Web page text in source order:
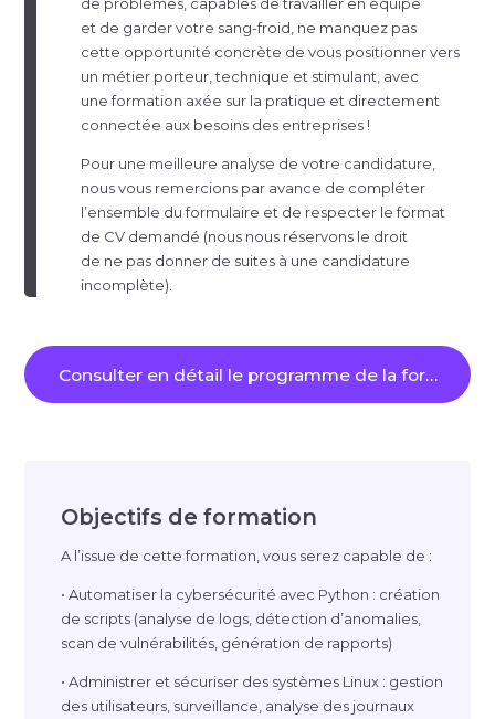
et de garder votre sang-froid , ne manquez pas
cette opportunité concrète de vous positionner vers
un métier porteur, technique et stimulant, avec
une formation axée sur la pratique et directement
connectée aux besoins des entreprises !
Pour une meilleure analyse de votre candidature,
nous vous remercions par avance de compléter
l’ensemble du formulaire et de respecter le format
de CV demandé (nous nous réservons le droit
de ne pas donner de suites à une candidature
incomplète).
Consulter en détail le programme de la formation
Objectifs de formation
A l’issue de cette formation, vous serez capable de :
• Automatiser la cybersécurité avec Python : création
de scripts (analyse de logs, détection d’anomalies,
scan de vulnérabilités, génération de rapports)
• Administrer et sécuriser des systèmes Linux : gestion
des utilisateurs, surveillance, analyse des journaux